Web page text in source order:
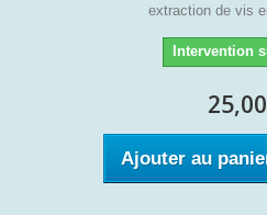
extraction de vis
Intervention
Ajouter au